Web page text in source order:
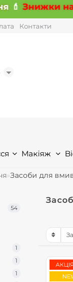
Знижки на
Контакти
Макіяж
Засоби для
54
1
1
1
АКЦІЯ